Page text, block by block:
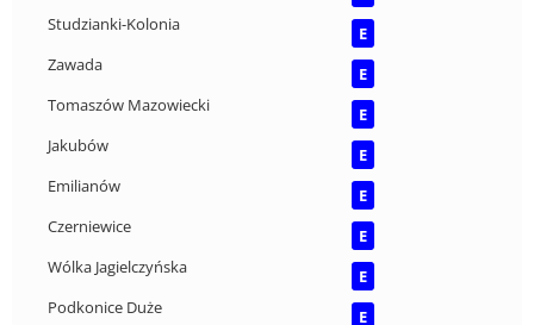
Studzianki-Kolonia
E
Zawada
E
Tomaszów Mazowiecki
E
Jakubów
E
Emilianów
E
Czerniewice
E
Wólka Jagielczyńska
E
Podkonice Duże
E